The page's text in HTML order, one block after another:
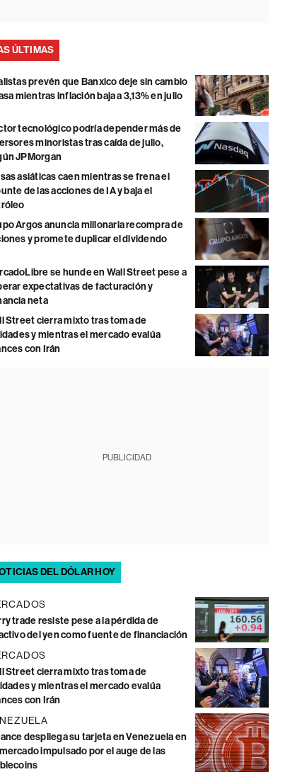
ÚLTIMAS
prevén que Banxico deje sin cambio
mientras inflación baja a 3,13% en julio
tecnológico podría depender más de
minoristas tras caída de julio,
JPMorgan
asiáticas caen mientras se frena el
de las acciones de IA y baja el
Argos anuncia millonaria recompra de
y promete duplicar el dividendo
se hunde en Wall Street pese a
expectativas de facturación y
neta
Street cierra mixto tras toma de
y mientras el mercado evalúa
con Irán
PUBLICIDAD
DEL DÓLAR HOY
trade resiste pese a la pérdida de
del yen como fuente de financiación
Street cierra mixto tras toma de
y mientras el mercado evalúa
con Irán
despliega su tarjeta en Venezuela en
impulsado por el auge de las